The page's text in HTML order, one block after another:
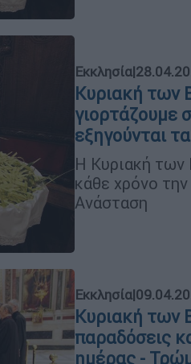
Εκκλησία|
Κυριακή των
γιορτάζουμε
εξηγούνται
H Κυριακή των
κάθε χρόνο
Ανάσταση
Εκκλησία|
Κυριακή των
παραδόσεις
ημέρας -